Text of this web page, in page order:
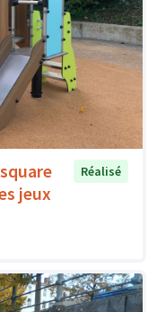
jeux
Réalisé